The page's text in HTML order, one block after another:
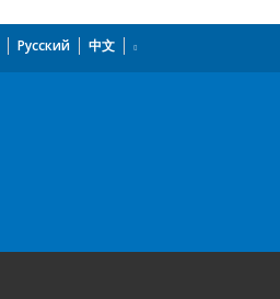
Русский 中文